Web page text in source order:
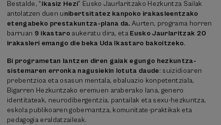
Bestalde, “Ikasiz Hezi” Eusko Jaurlaritzako Hezkuntza Sailak
antolatzen duen unibertsitatez kanpoko irakasleentzako
etengabeko prestakuntza-plana da. Aurten, programa horren
barruan 9 ikastaroaukeratu dira, eta Eusko Jaurlaritzak 20
irakasleri emango die beka Uda Ikastaro bakoitzeko.
Bi programetan lantzen diren gaiak egungo hezkuntza-
sistemaren erronka nagusiekin lotuta daude: suizidioaren
prebentzioa eta osasun mentala, ebaluazio konpetentziala,
Bigarren Hezkuntzako eremuen araberako lana, genero
identitateak, neurodibergentzia, pantailak eta sexu-hezkuntza,
eskola publikoaren gobernantza, komunitate-praktikak eta
pedagogia eraldatzaileak.